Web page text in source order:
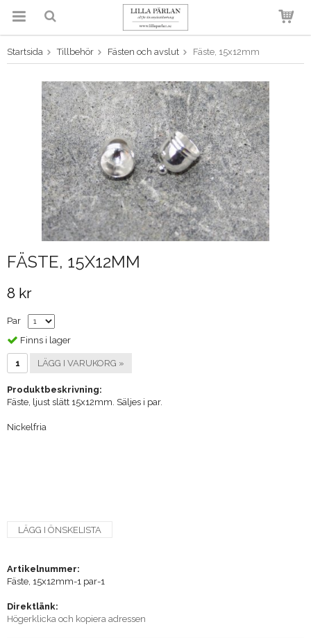
Produkten har blivit tillagd i
varukorgen
Startsida Tillbehör Fästen och avslut Fäste, 15x12mm
FÄSTE, 15X12MM
8 kr
Par
Finns i lager
LÄGG I VARUKORG »
Produktbeskrivning:
Fäste, ljust slätt 15x12mm. Säljes i par.
Nickelfria
LÄGG I ÖNSKELISTA
Artikelnummer:
Fäste, 15x12mm-1 par-1
Direktlänk:
Högerklicka och kopiera adressen